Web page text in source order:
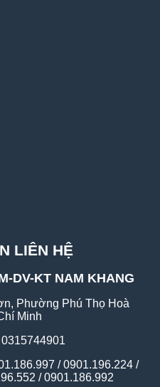
LIÊN HỆ
DV-KT NAM KHANG
Phường Phú Thọ Hoà
Minh
0315744901
/ 0901.196.224 /
/ 0901.186.992